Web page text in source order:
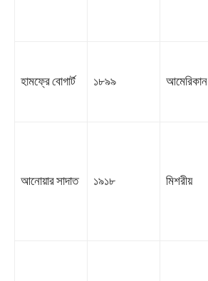
হামফ্রে বোগার্ট ১৮৯৯ আমেরিকান
আনোয়ার সাদাত ১৯১৮ মিশরীয়